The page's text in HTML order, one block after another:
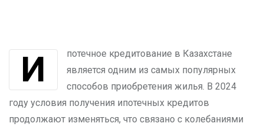
Ипотечное кредитование в Казахстане
является одним из самых популярных
способов приобретения жилья. В 2024
году условия получения ипотечных кредитов
продолжают изменяться, что связано с колебаниями